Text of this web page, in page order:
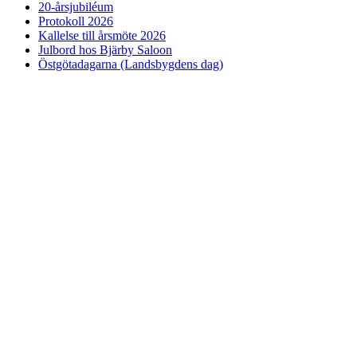
20-årsjubiléum
Protokoll 2026
Kallelse till årsmöte 2026
Julbord hos Bjärby Saloon
Östgötadagarna (Landsbygdens dag)